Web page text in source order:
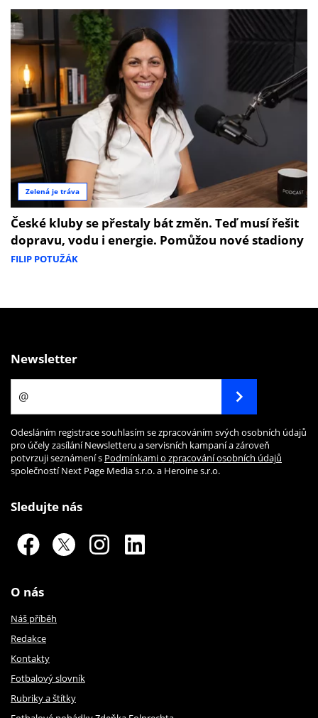
Zelená je tráva
České kluby se přestaly bát změn. Teď musí řešit
dopravu, vodu i energie. Pomůžou nové stadiony
FILIP POTUŽÁK
Newsletter
Odesláním registrace souhlasím se zpracováním svých osobních údajů
pro účely zasílání Newsletteru a servisních kampaní a zároveň
potvrzuji seznámení s Podmínkami o zpracování osobních údajů
společností Next Page Media s.r.o. a Heroine s.r.o.
Sledujte nás
O nás
Náš příběh
Redakce
Kontakty
Fotbalový slovník
Rubriky a štítky